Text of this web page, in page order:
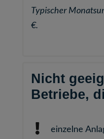
Typischer
€.
Nicht
Betriebe,
einzelne